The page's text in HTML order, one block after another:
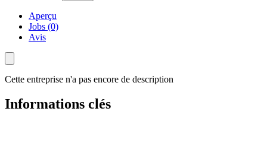
Aperçu
Jobs (0)
Avis
Cette entreprise n'a pas encore de description
Informations clés